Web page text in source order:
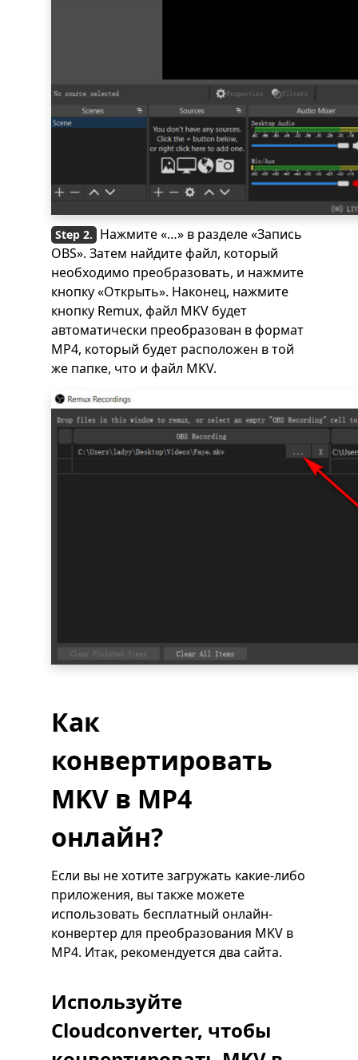
Нажмите «…» в разделе «Запись
OBS». Затем найдите файл, который
необходимо преобразовать, и нажмите
кнопку «Открыть». Наконец, нажмите
кнопку Remux, файл MKV будет
автоматически преобразован в формат
MP4, который будет расположен в той
же папке, что и файл MKV.
Как
конвертировать
MKV в MP4
онлайн?
Если вы не хотите загружать какие-либо
приложения, вы также можете
использовать бесплатный онлайн-
конвертер для преобразования MKV в
MP4. Итак, рекомендуется два сайта.
Используйте
Cloudconverter, чтобы